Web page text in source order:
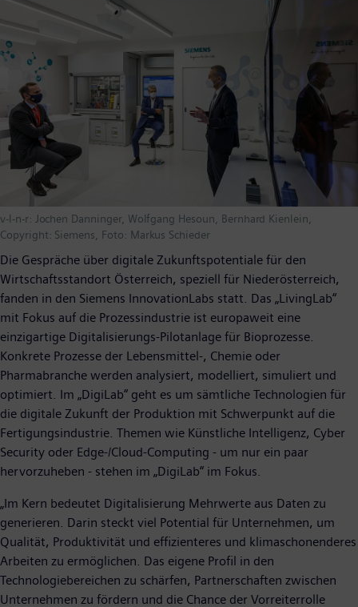
v-l-n-r: Jochen Danninger, Wolfgang Hesoun, Bernhard Kienlein,
Copyright: Siemens, Foto: Markus Schieder
Die Gespräche über digitale Zukunftspotentiale für den
Wirtschaftsstandort Österreich, speziell für Niederösterreich,
fanden in den Siemens InnovationLabs statt. Das „LivingLab“
mit Fokus auf die Prozessindustrie ist europaweit eine
einzigartige Digitalisierungs-Pilotanlage für Bioprozesse.
Konkrete Prozesse der Lebensmittel-, Chemie oder
Pharmabranche werden analysiert, modelliert, simuliert und
optimiert. Im „DigiLab“ geht es um sämtliche Technologien für
die digitale Zukunft der Produktion mit Schwerpunkt auf die
Fertigungsindustrie. Themen wie Künstliche Intelligenz, Cyber
Security oder Edge-/Cloud-Computing - um nur ein paar
hervorzuheben - stehen im „DigiLab“ im Fokus.
„Im Kern bedeutet Digitalisierung Mehrwerte aus Daten zu
generieren. Darin steckt viel Potential für Unternehmen, um
Qualität, Produktivität und effizienteres und klimaschonenderes
Arbeiten zu ermöglichen. Das eigene Profil in den
Technologiebereichen zu schärfen, Partnerschaften zwischen
Unternehmen zu fördern und die Chance der Vorreiterrolle